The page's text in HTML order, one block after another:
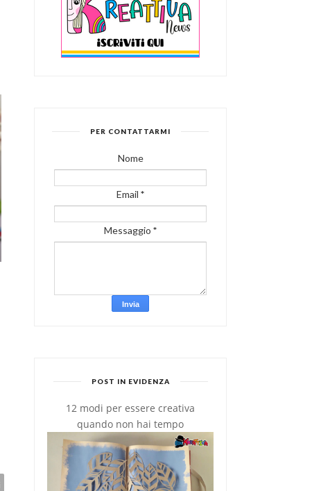
MATITA SEGNALIBRO
PER CONTATTARMI
Nome
Email*
Messaggio*
POST IN EVIDENZA
12 modi per essere creativa
quando non hai tempo